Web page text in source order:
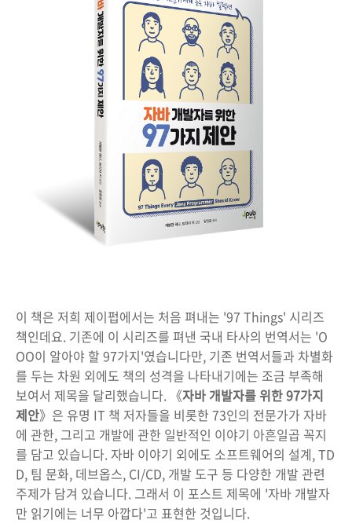
이 책은 저희 제이펍에서는 처음 펴내는 '97 Things' 시리즈
책인데요. 기존에 이 시리즈를 펴낸 국내 타사의 번역서는 'O
OO이 알아야 할 97가지'였습니다만, 기존 번역서들과 차별화
를 두는 차원 외에도 책의 성격을 나타내기에는 조금 부족해
보여서 제목을 달리했습니다. 《자바 개발자를 위한 97가지
제안》은 유명 IT 책 저자들을 비롯한 73인의 전문가가 자바
에 관한, 그리고 개발에 관한 일반적인 이야기 아흔일곱 꼭지
를 담고 있습니다. 자바 이야기 외에도 소프트웨어의 설계, TD
D, 팀 문화, 데브옵스, CI/CD, 개발 도구 등 다양한 개발 관련
주제가 담겨 있습니다. 그래서 이 포스트 제목에 '자바 개발자
만 읽기에는 너무 아깝다'고 표현한 것입니다.